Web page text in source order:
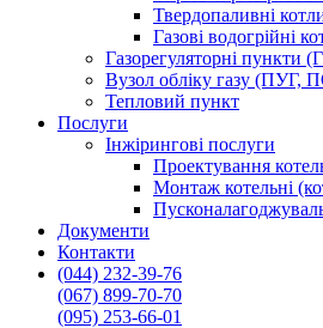
Твердопаливні
Газові водогрійні
Газорегуляторні
Вузол обліку газу (ПУГ,
Тепловий пункт
Послуги
Інжірингові послуги
Проектування
Монтаж котельні
Документи
Контакти
(044) 232-39-76
(067) 899-70-70
(095) 253-66-01